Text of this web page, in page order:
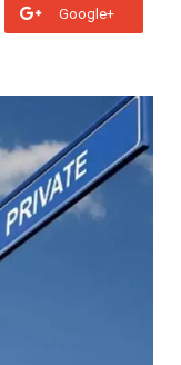
Google+